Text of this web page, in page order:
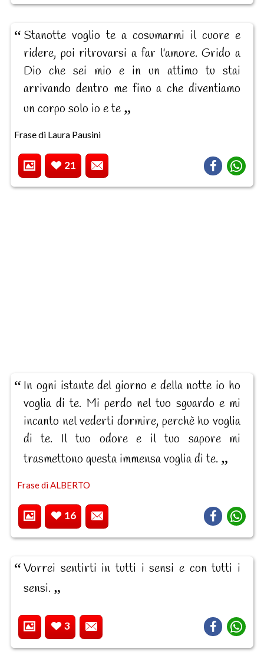
Stanotte voglio te a cosumarmi il cuore e
ridere, poi ritrovarsi a far l'amore. Grido a
Dio che sei mio e in un attimo tu stai
arrivando dentro me fino a che diventiamo
un corpo solo io e te
Frase di Laura Pausini
21
In ogni istante del giorno e della notte io ho
voglia di te. Mi perdo nel tuo sguardo e mi
incanto nel vederti dormire, perchè ho voglia
di te. Il tuo odore e il tuo sapore mi
trasmettono questa immensa voglia di te.
Frase di ALBERTO
16
Vorrei sentirti in tutti i sensi e con tutti i
sensi.
3